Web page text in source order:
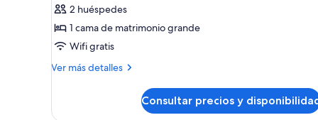
cama
de
matrimonio
grande,
2 huéspedes
1 cama de matrimonio grande
Wifi gratis
Ver más detalles
Más
Consultar precios y